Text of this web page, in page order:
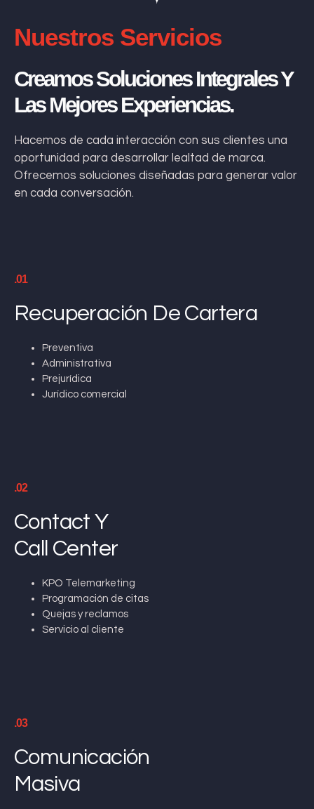
Nuestros Servicios
Creamos Soluciones Integrales Y
Las Mejores Experiencias.
Hacemos de cada interacción con sus clientes una
oportunidad para desarrollar lealtad de marca.
Ofrecemos soluciones diseñadas para generar valor
en cada conversación.
.01
Recuperación De Cartera
Preventiva
Administrativa
Prejurídica
Jurídico comercial
.02
Contact Y
Call Center
KPO Telemarketing
Programación de citas
Quejas y reclamos
Servicio al cliente
.03
Comunicación
Masiva